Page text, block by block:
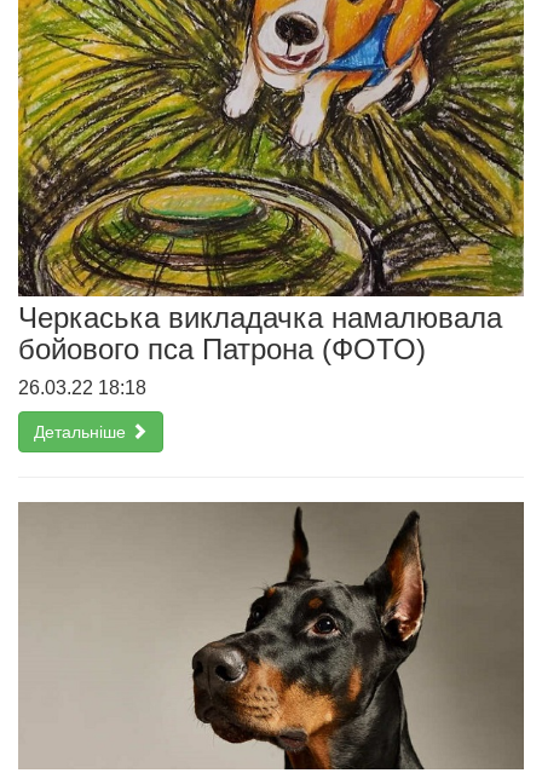
Черкаська викладачка намалювала
бойового пса Патрона (ФОТО)
26.03.22 18:18
Детальніше